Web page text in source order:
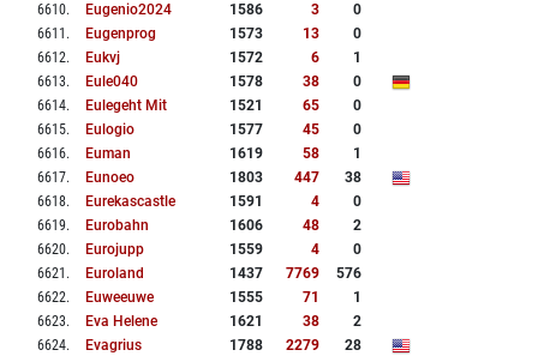
6610. Eugenio2024 1586 3
0
6611 . Eugenprog 1573 13
0
6612. Eukvj 1572 6
1
6613. Eule040 1578 38
0
6614. Eulegeht Mit 1521 65
0
6615. Eulogio 1577 45
0
6616. Euman 1619 58
1
6617. Eunoeo 1803 447
38
6618. Eurekascastle 1591 4
0
6619. Eurobahn 1606 48
2
6620. Eurojupp 1559 4
0
6621 . Euroland 1437 7769
576
6622. Euweeuwe 1555 71
1
6623. Eva Helene 1621 38
2
6624. Evagrius 1788 2279
28